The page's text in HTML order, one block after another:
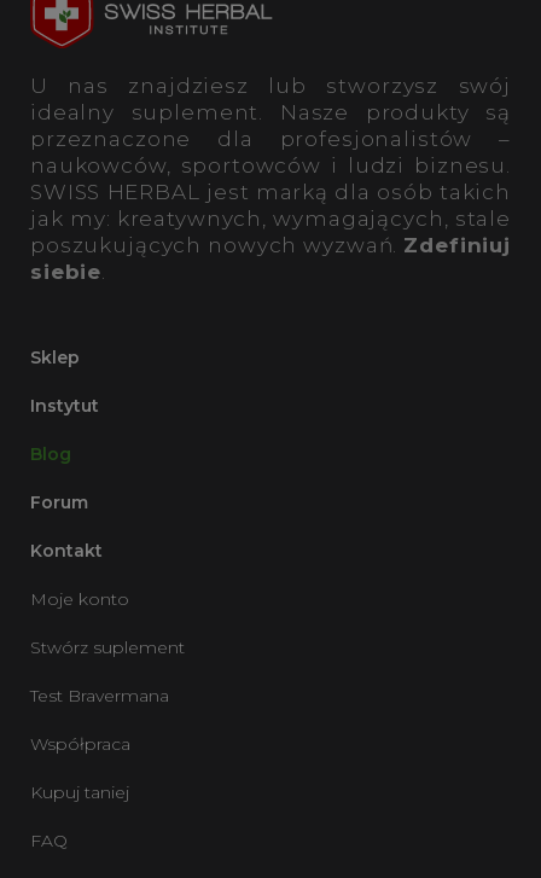
U nas znajdziesz lub stworzysz swój
idealny suplement. Nasze produkty są
przeznaczone dla profesjonalistów –
naukowców, sportowców i ludzi biznesu.
SWISS HERBAL jest marką dla osób takich
jak my: kreatywnych, wymagających, stale
poszukujących nowych wyzwań. Zdefiniuj
siebie
Sklep
Instytut
Blog
Forum
Kontakt
Moje konto
Stwórz suplement
Test Bravermana
Współpraca
Kupuj taniej
FAQ